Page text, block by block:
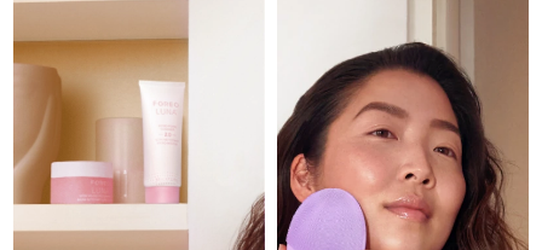
LUNA™ 设备
All facial cleansing devices
UFO™ 设备
All deep facial hydration devices
ISSA™ 设备
All silicone sonic toothbrushes
FAQ™ P1 Primer
Manuka honey primer
FAQ™护肤品
All FAQ™ skincare
FAQ™ 221
Anti-aging LED hand mask
FAQ™护肤品
All FAQ™ skincare
FAQ™护肤品
All FAQ™ skincare
FAQ™产品
All hair treatments
FAQ™ Red Light Serum
FAQ™ skincare
All FAQ™ skincare
专业治疗
脱毛
PEACH™ 2 Pro Max
Professional IPL hair removal device
身体护理
BEAR™ 2 body
Microcurrent body toning
芬兰 预计送达日期 09/08/2026
法国 预计送达日期 09/08/2026
法属波利尼西亚 预计送达日期13/08/2026